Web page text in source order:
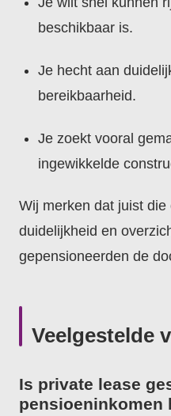
beschikbaar is.
Je hecht aan
bereikbaarheid.
Je zoekt vooral
ingewikkelde
Wij merken dat juist
duidelijkheid en
gepensioneerden de
Veelgestelde
Is private lease
pensioeninkomen